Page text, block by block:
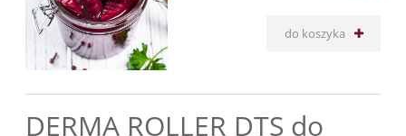
do koszyka
DERMA ROLLER DTS do